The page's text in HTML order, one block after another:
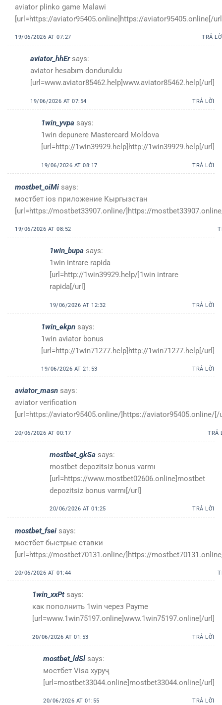
aviator plinko game Malawi
[url=https://aviator95405.online]https://aviator95405.online[/
19/06/2026 AT 07:27 TRẢ
aviator_hhEr says:
aviator hesabım donduruldu
[url=www.aviator85462.help]www.aviator85462.help[/url]
19/06/2026 AT 07:54 TRẢ LỜI
1win_yvpa says:
1win depunere Mastercard Moldova
[url=http://1win39929.help]http://1win39929.help[/url]
19/06/2026 AT 08:17 TRẢ LỜI
mostbet_oiMi says:
мостбет ios приложение Кыргызстан
[url=https://mostbet33907.online/]https://
19/06/2026 AT 08:52
1win_bupa says:
1win intrare rapida
[url=http://1win39929.help/]1win intrare
rapida[/url]
19/06/2026 AT 12:32 TRẢ LỜI
1win_ekpn says:
1win aviator bonus
[url=http://1win71277.help]http://1win71277.help[/url]
19/06/2026 AT 21:53 TRẢ LỜI
aviator_masn says:
aviator verification
[url=https://aviator95405.online/]https://aviator95405.online/[/
20/06/2026 AT 00:17 TRẢ
mostbet_gkSa says:
mostbet depozitsiz bonus varmı
[url=https://www.mostbet02606.online]mostbet
depozitsiz bonus varmı[/url]
20/06/2026 AT 01:25 TRẢ LỜI
mostbet_fsei says:
мостбет быстрые ставки
[url=https://mostbet70131.online/]https://
20/06/2026 AT 01:44
1win_xxPt says:
как пополнить 1win через Payme
[url=www.1win75197.online]www.1win75197.online[/url]
20/06/2026 AT 01:53 TRẢ LỜI
mostbet_ldSl says:
мостбет Visa хуруҷ
[url=mostbet33044.online]mostbet33044.online[/url]
20/06/2026 AT 01:55 TRẢ LỜI